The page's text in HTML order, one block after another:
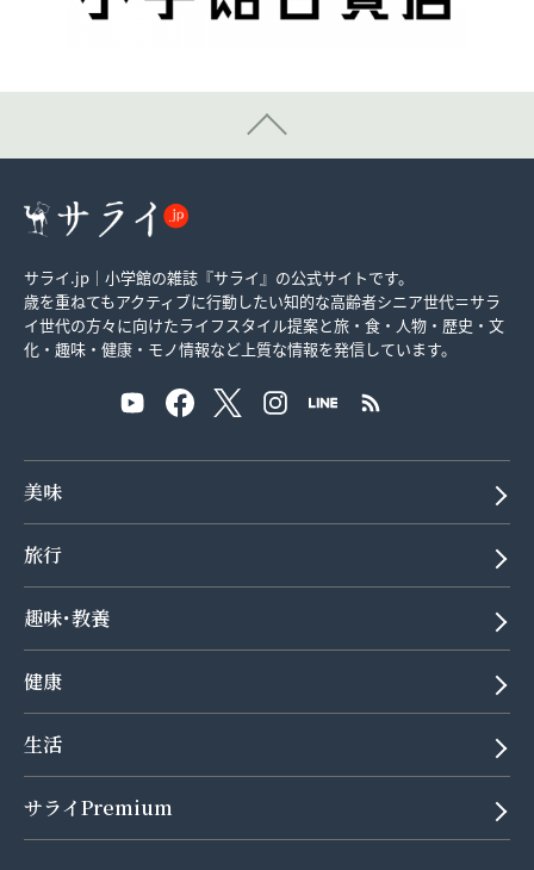
サライ.jp｜小学館の雑誌『サライ』の公式サイトです。
歳を重ねてもアクティブに行動したい知的な高齢者シニア世代＝サラ
イ世代の方々に向けたライフスタイル提案と旅・食・人物・歴史・文
化・趣味・健康・モノ情報など上質な情報を発信しています。
美味
旅行
趣味･教養
健康
生活
サライPremium